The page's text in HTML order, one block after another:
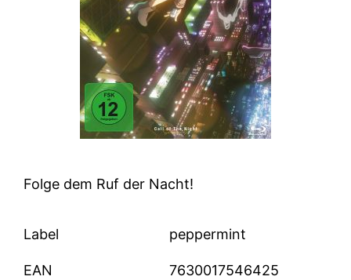
Folge dem Ruf der Nacht!
Label peppermint
EAN 7630017546425